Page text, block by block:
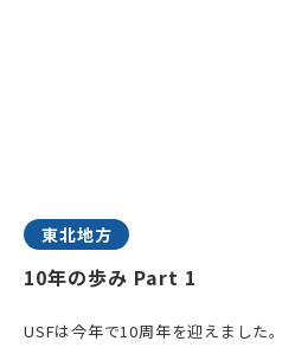
東北地方
10年の歩み Part 1
USFは今年で10周年を迎えました。